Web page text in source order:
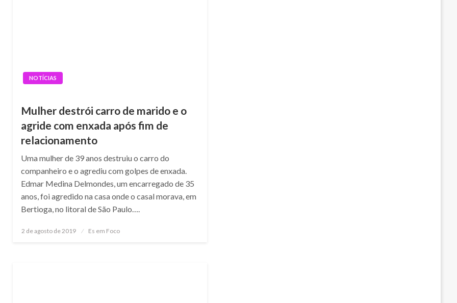
NOTÍCIAS
Mulher destrói carro de marido e o
agride com enxada após fim de
relacionamento
Uma mulher de 39 anos destruiu o carro do
companheiro e o agrediu com golpes de enxada.
Edmar Medina Delmondes, um encarregado de 35
anos, foi agredido na casa onde o casal morava, em
Bertioga, no litoral de São Paulo….
Posted
2 de agosto de 2019 Es em Foco